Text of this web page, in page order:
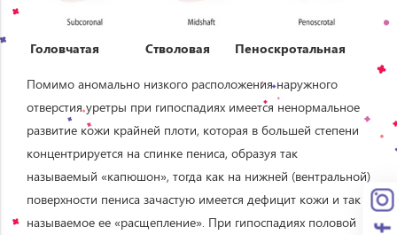
Головчатая Стволовая Пеноскротальная
Помимо аномально низкого расположения наружного
отверстия уретры при гипоспадиях имеется ненормальное
развитие кожи крайней плоти, которая в большей степени
концентрируется на спинке пениса, образуя так
называемый «капюшон», тогда как на нижней (вентральной)
поверхности пениса зачастую имеется дефицит кожи и так
называемое ее «расщепление». При гипоспадиях половой